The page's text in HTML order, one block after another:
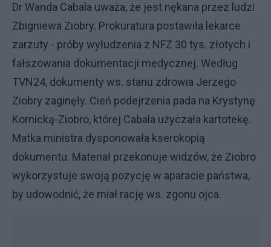
Dr Wanda Cabala uważa, że jest nękana przez ludzi
Zbigniewa Ziobry. Prokuratura postawiła lekarce
zarzuty - próby wyłudzenia z NFZ 30 tys. złotych i
fałszowania dokumentacji medycznej. Według
TVN24, dokumenty ws. stanu zdrowia Jerzego
Ziobry zaginęły. Cień podejrzenia pada na Krystynę
Kornicką-Ziobro, której Cabala użyczała kartotekę.
Matka ministra dysponowała kserokopią
dokumentu. Materiał przekonuje widzów, że Ziobro
wykorzystuje swoją pozycję w aparacie państwa,
by udowodnić, że miał rację ws. zgonu ojca.